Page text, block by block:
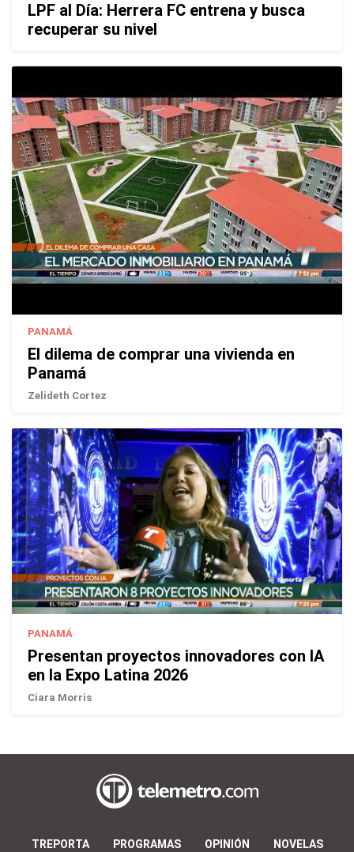
LPF al Día: Herrera FC entrena y busca
recuperar su nivel
PANAMÁ
El dilema de comprar una vivienda en
Panamá
Zelideth Cortez
PANAMÁ
Presentan proyectos innovadores con IA
en la Expo Latina 2026
Ciara Morris
TREPORTA PROGRAMAS OPINIÓN NOVELAS